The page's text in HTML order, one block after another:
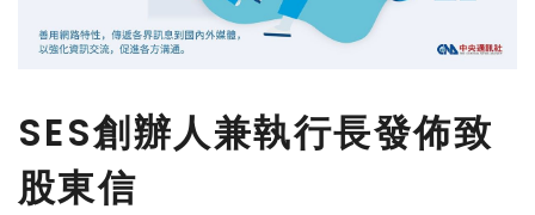
SES創辦人兼執行長發佈致
股東信